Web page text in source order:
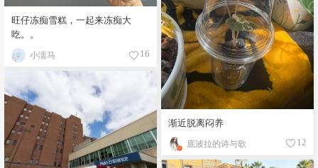
旺仔冻痴雪糕，一起来冻痴大
吃。。
小濡马 16
渐近脱离闷养
底波拉的诗与歌 12